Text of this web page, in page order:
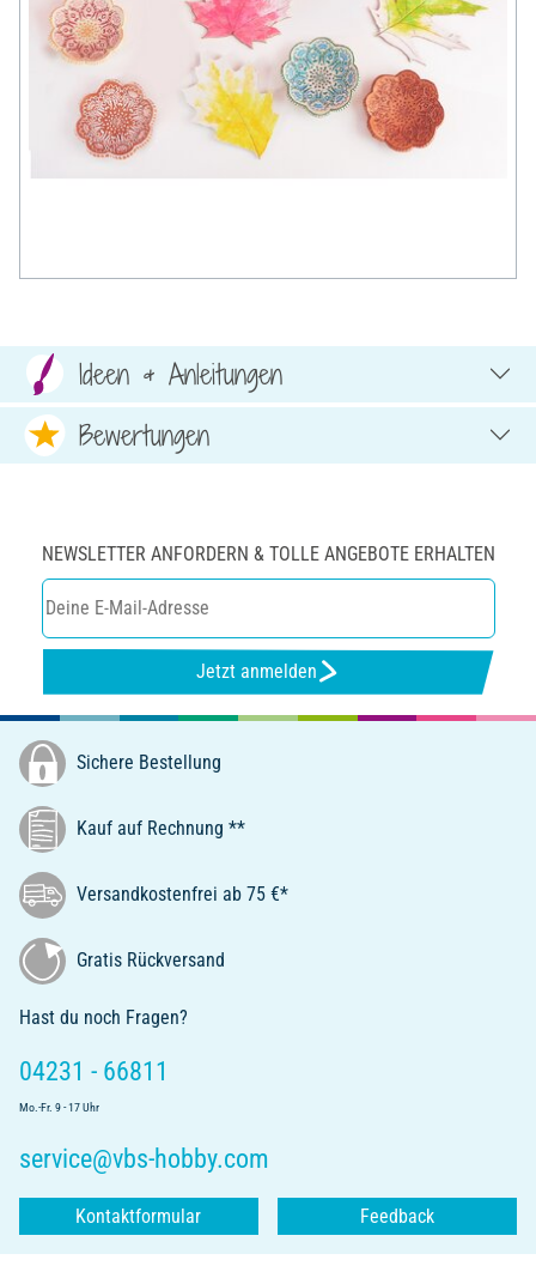
Ideen & Anleitungen
Bewertungen
NEWSLETTER ANFORDERN & TOLLE ANGEBOTE ERHALTEN
Jetzt anmelden
Sichere Bestellung
Kauf auf Rechnung **
Versandkostenfrei ab 75 €*
Gratis Rückversand
Hast du noch Fragen?
04231 - 66811
Mo.-Fr. 9 - 17 Uhr
service@vbs-hobby.com
Kontaktformular Feedback